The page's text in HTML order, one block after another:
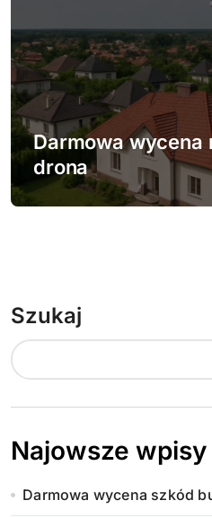
Darmowa wycena
drona
Szukaj
Najowsze wpisy
Darmowa wycena szkód